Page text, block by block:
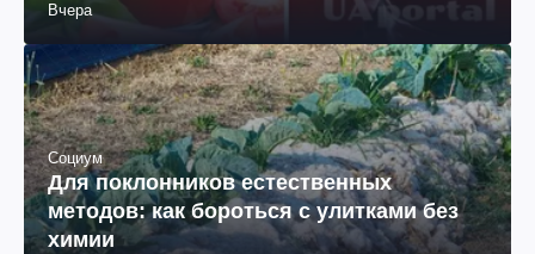
Вчера
Социум
Для поклонников естественных
методов: как бороться с улитками без
химии